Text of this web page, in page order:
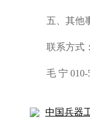
五、其他
联系方式
毛 宁 010-
中国兵器